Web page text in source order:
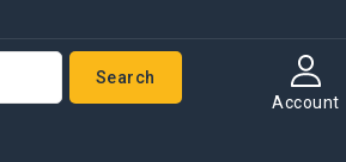
Account
Search